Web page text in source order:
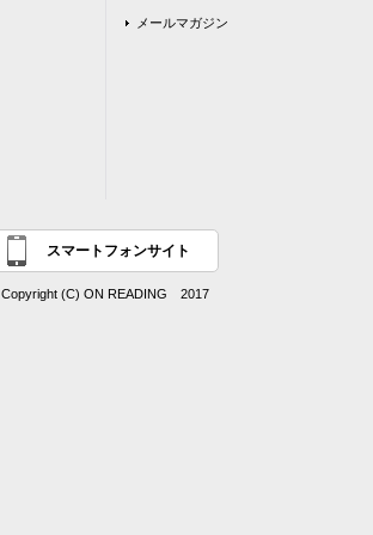
メールマガジン
スマートフォンサイト
Copyright (C) ON READING 2017